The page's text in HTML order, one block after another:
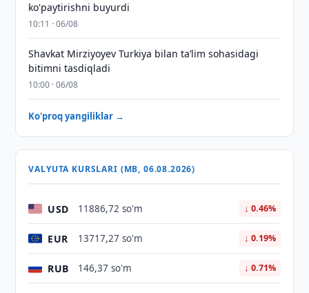
ko'paytirishni buyurdi
10:11 · 06/08
Shavkat Mirziyoyev Turkiya bilan taʼlim sohasidagi
bitimni tasdiqladi
10:00 · 06/08
Ko'proq yangiliklar →
VALYUTA KURSLARI (MB, 06.08.2026)
USD 11886,72 so'm ↓ 0.46%
EUR 13717,27 so'm ↓ 0.19%
RUB 146,37 so'm ↓ 0.71%